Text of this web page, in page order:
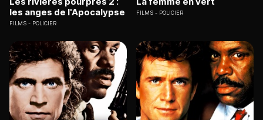
les anges de l'Apocalypse
FILMS POLICIER
FILMS POLICIER